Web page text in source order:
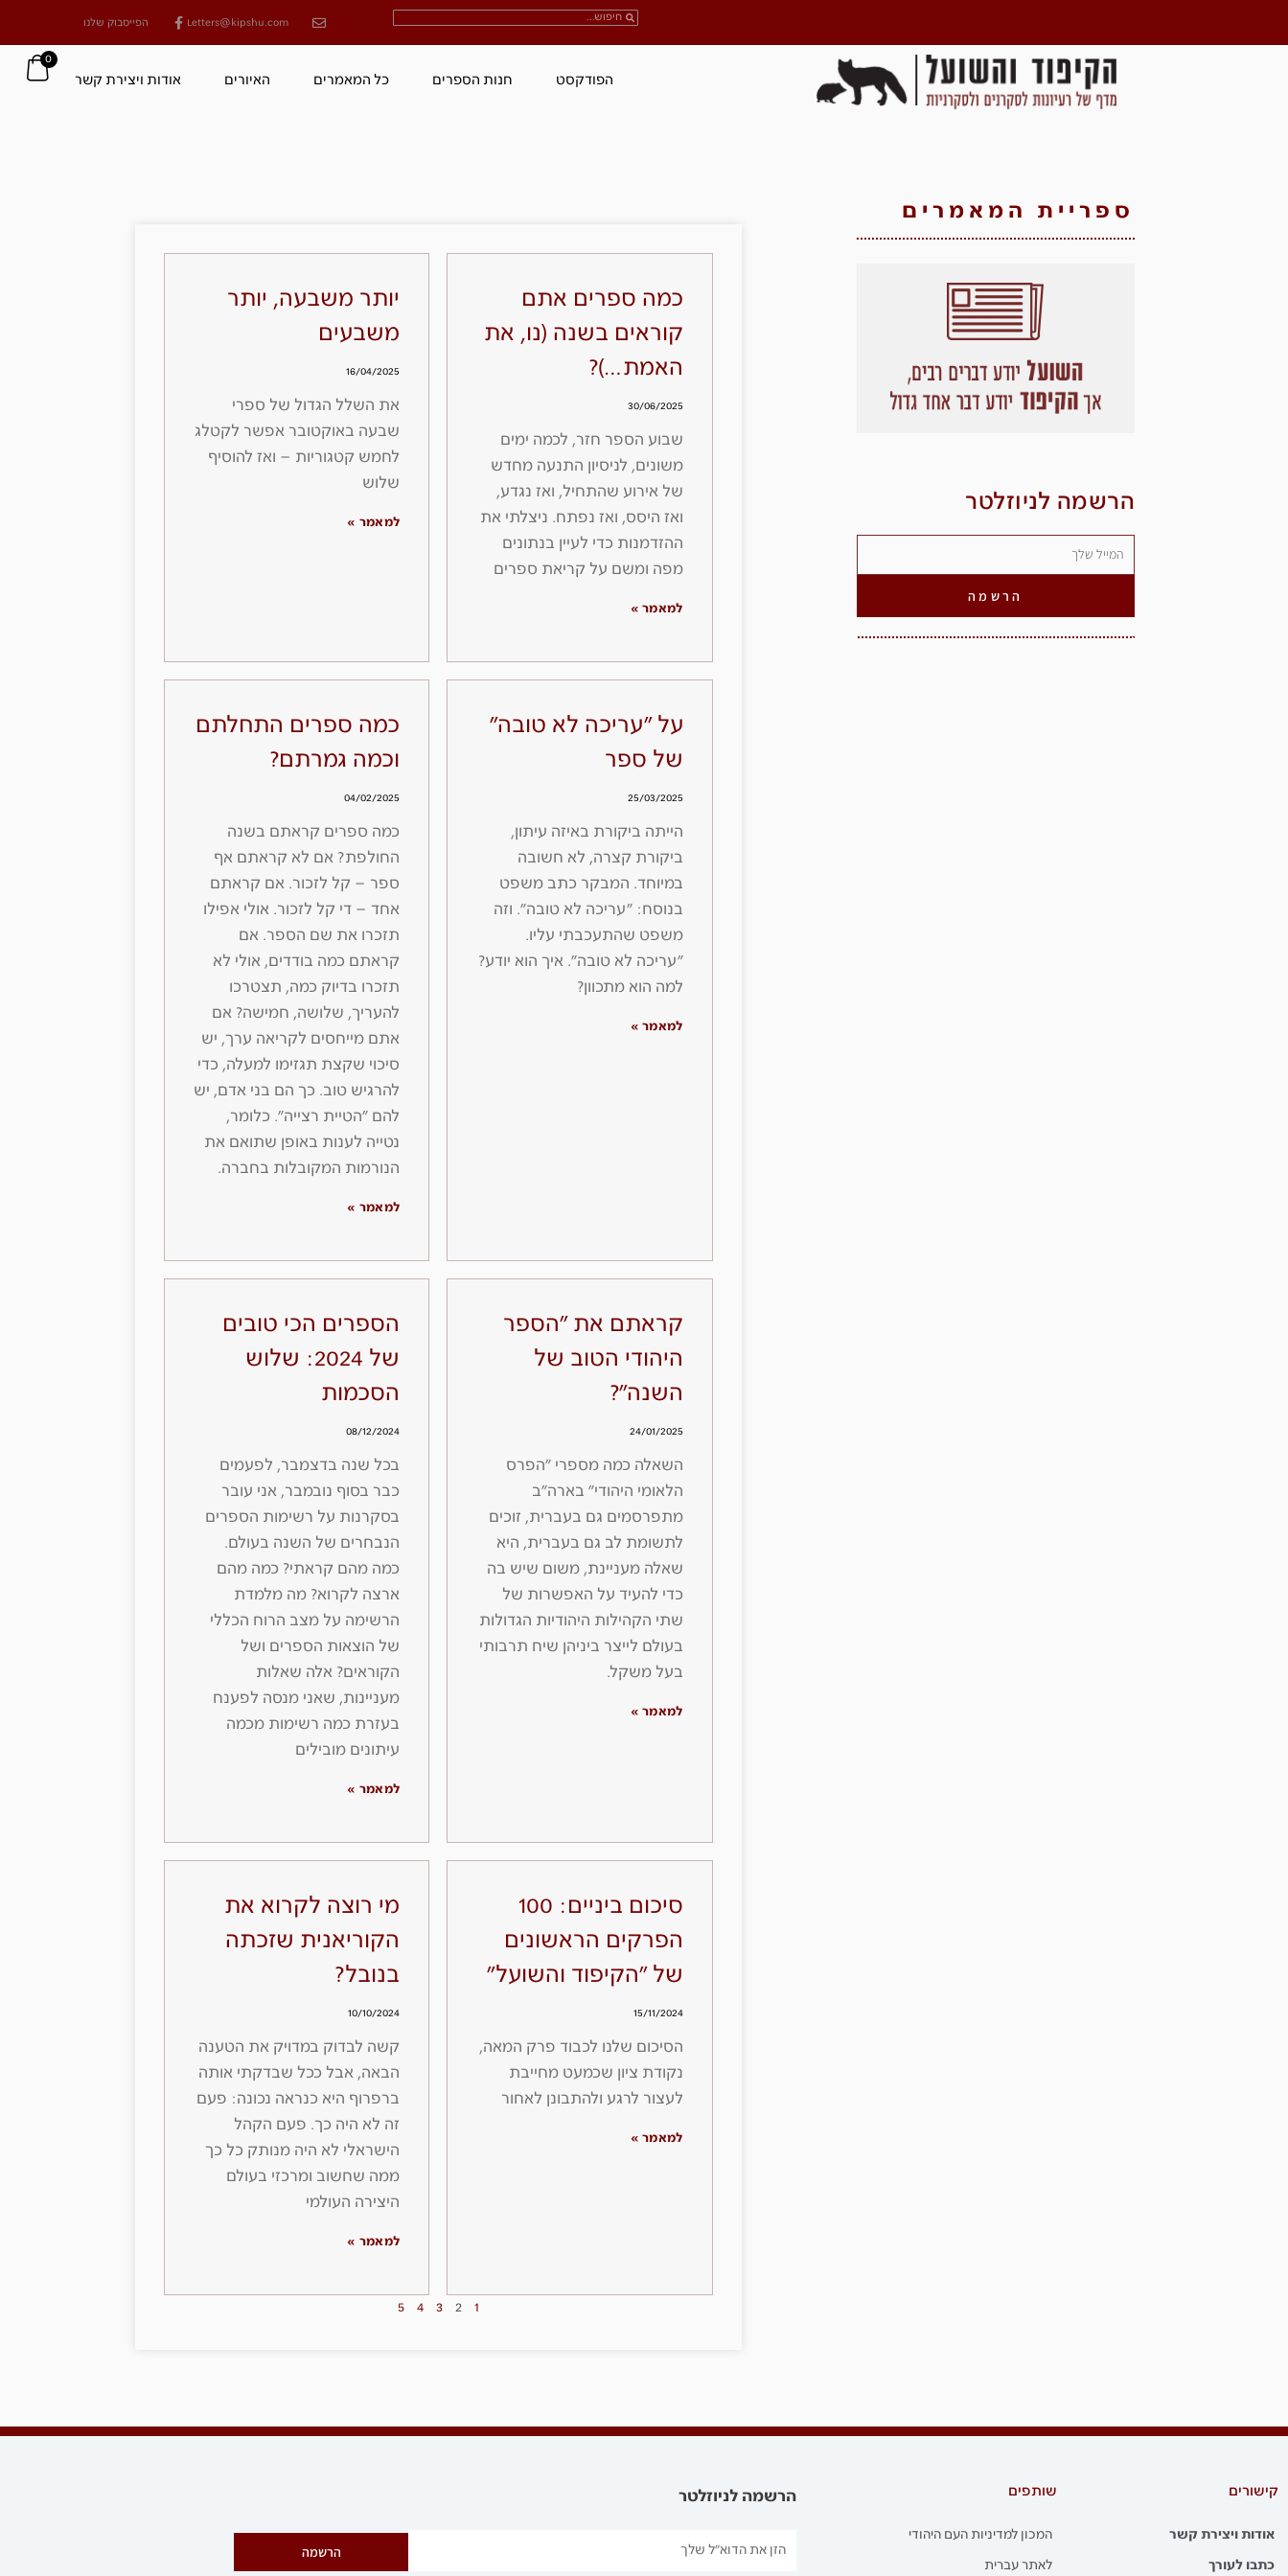
Letters@kipshu.com הפייסבוק שלנו
הפודקסט חנות הספרים כל המאמרים האיורים אודות ויצירת קשר
0
ספריית המאמרים
הרשמה לניוזלטר
הרשמה
כמה ספרים אתם
קוראים בשנה (נו, את
האמת…)?
30/06/2025
שבוע הספר חזר, לכמה ימים
משונים, לניסיון התנעה מחדש
של אירוע שהתחיל, ואז נגדע,
ואז היסס, ואז נפתח. ניצלתי את
ההזדמנות כדי לעיין בנתונים
מפה ומשם על קריאת ספרים
למאמר »
יותר משבעה, יותר
משבעים
16/04/2025
את השלל הגדול של ספרי
שבעה באוקטובר אפשר לקטלג
לחמש קטגוריות – ואז להוסיף
שלוש
למאמר »
על ״עריכה לא טובה״
של ספר
25/03/2025
הייתה ביקורת באיזה עיתון,
ביקורת קצרה, לא חשובה
במיוחד. המבקר כתב משפט
בנוסח: ״עריכה לא טובה״. וזה
משפט שהתעכבתי עליו.
״עריכה לא טובה״. איך הוא יודע?
למה הוא מתכוון?
למאמר »
כמה ספרים התחלתם
וכמה גמרתם?
04/02/2025
כמה ספרים קראתם בשנה
החולפת? אם לא קראתם אף
ספר – קל לזכור. אם קראתם
אחד – די קל לזכור. אולי אפילו
תזכרו את שם הספר. אם
קראתם כמה בודדים, אולי לא
תזכרו בדיוק כמה, תצטרכו
להעריך, שלושה, חמישה? אם
אתם מייחסים לקריאה ערך, יש
סיכוי שקצת תגזימו למעלה, כדי
להרגיש טוב. כך הם בני אדם, יש
להם ״הטיית רצייה״. כלומר,
נטייה לענות באופן שתואם את
הנורמות המקובלות בחברה.
למאמר »
קראתם את ״הספר
היהודי הטוב של
השנה״?
24/01/2025
השאלה כמה מספרי ״הפרס
הלאומי היהודי״ בארה״ב
מתפרסמים גם בעברית, זוכים
לתשומת לב גם בעברית, היא
שאלה מעניינת, משום שיש בה
כדי להעיד על האפשרות של
שתי הקהילות היהודיות הגדולות
בעולם לייצר ביניהן שיח תרבותי
בעל משקל.
למאמר »
הספרים הכי טובים
של 2024: שלוש
הסכמות
08/12/2024
בכל שנה בדצמבר, לפעמים
כבר בסוף נובמבר, אני עובר
בסקרנות על רשימות הספרים
הנבחרים של השנה בעולם.
כמה מהם קראתי? כמה מהם
ארצה לקרוא? מה מלמדת
הרשימה על מצב הרוח הכללי
של הוצאות הספרים ושל
הקוראים? אלה שאלות
מעניינות, שאני מנסה לפענח
בעזרת כמה רשימות מכמה
עיתונים מובילים
למאמר »
סיכום ביניים: 100
הפרקים הראשונים
של "הקיפוד והשועל"
15/11/2024
הסיכום שלנו לכבוד פרק המאה,
נקודת ציון שכמעט מחייבת
לעצור לרגע ולהתבונן לאחור
למאמר »
מי רוצה לקרוא את
הקוריאנית שזכתה
בנובל?
10/10/2024
קשה לבדוק במדויק את הטענה
הבאה, אבל ככל שבדקתי אותה
ברפרוף היא כנראה נכונה: פעם
זה לא היה כך. פעם הקהל
הישראלי לא היה מנותק כל כך
ממה שחשוב ומרכזי בעולם
היצירה העולמי
למאמר »
1
2
3
4
5
קישורים
אודות ויצירת קשר
כתבו לעורך
שותפים
המכון למדיניות העם היהודי
לאתר עברית
הרשמה לניוזלטר
הרשמה